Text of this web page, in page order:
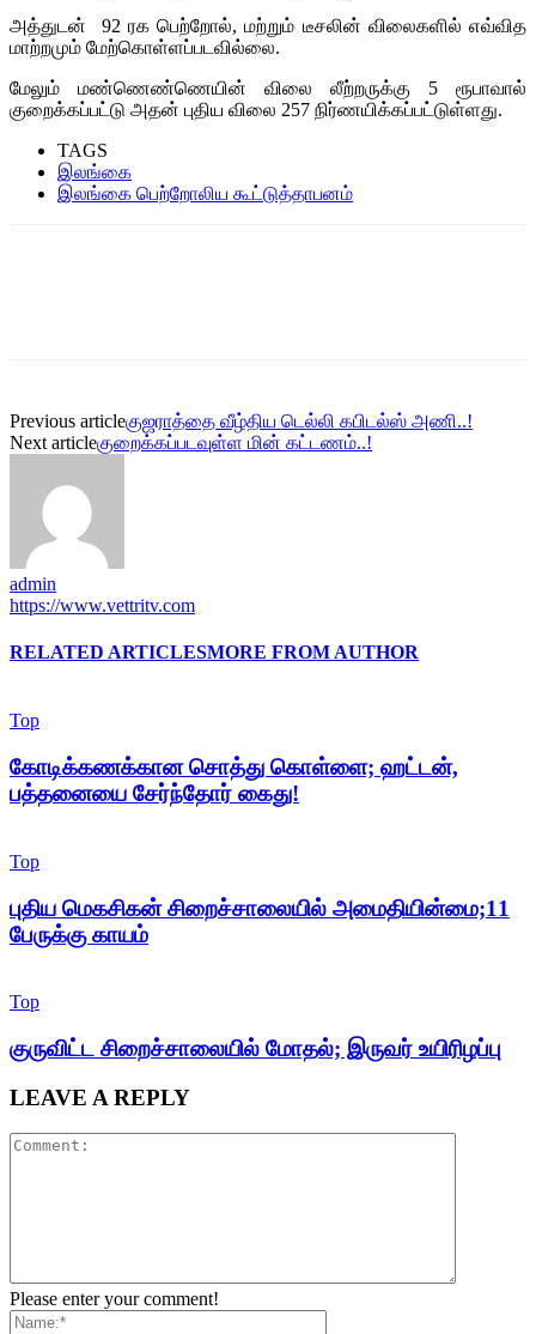
அத்துடன் 92 ரக பெற்றோல், மற்றும் டீசலின் விலைகளில் எவ்வித
மாற்றமும் மேற்கொள்ளப்படவில்லை.
மேலும் மண்ணெண்ணெயின் விலை லீற்றருக்கு 5 ரூபாவால்
குறைக்கப்பட்டு அதன் புதிய விலை 257 நிர்ணயிக்கப்பட்டுள்ளது.
TAGS
இலங்கை
இலங்கை பெற்றோலிய கூட்டுத்தாபனம்
Previous articleகுஜராத்தை வீழ்திய டெல்லி கபிடல்ஸ் அணி..!
Next articleகுறைக்கப்படவுள்ள மின் கட்டணம்..!
admin
https://www.vettritv.com
RELATED ARTICLESMORE FROM AUTHOR
Top
கோடிக்கணக்கான சொத்து கொள்ளை; ஹட்டன்,
பத்தனையை சேர்ந்தோர் கைது!
Top
புதிய மெகசிகன் சிறைச்சாலையில் அமைதியின்மை;11
பேருக்கு காயம்
Top
குருவிட்ட சிறைச்சாலையில் மோதல்; இருவர் உயிரிழப்பு
LEAVE A REPLY
Please enter your comment!